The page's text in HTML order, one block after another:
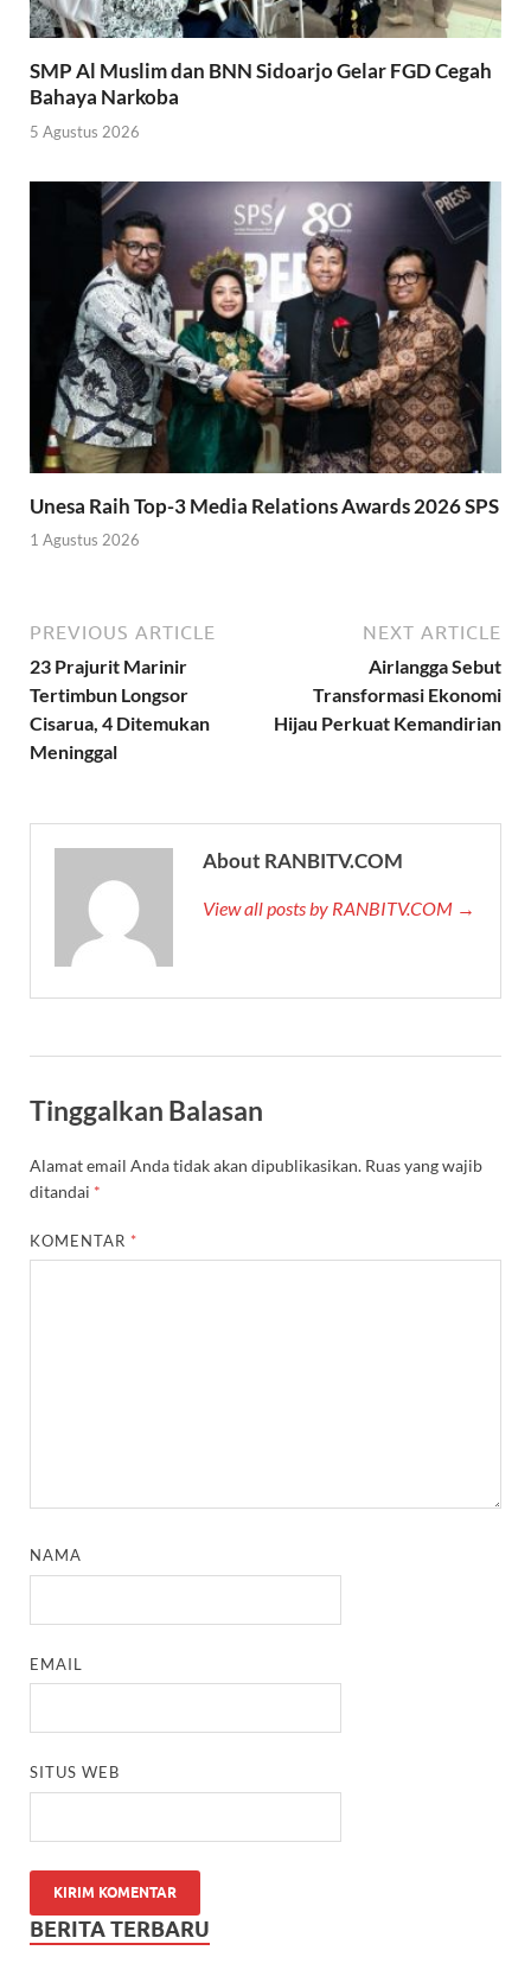
SMP Al Muslim dan BNN Sidoarjo Gelar FGD Cegah
Bahaya Narkoba
5 Agustus 2026
Unesa Raih Top-3 Media Relations Awards 2026 SPS
1 Agustus 2026
PREVIOUS ARTICLE
23 Prajurit Marinir
Tertimbun Longsor
Cisarua, 4 Ditemukan
Meninggal
NEXT ARTICLE
Airlangga Sebut
Transformasi Ekonomi
Hijau Perkuat Kemandirian
About RANBITV.COM
View all posts by RANBITV.COM →
Tinggalkan Balasan
Alamat email Anda tidak akan dipublikasikan. Ruas yang wajib
ditandai *
KOMENTAR *
NAMA
EMAIL
SITUS WEB
BERITA TERBARU